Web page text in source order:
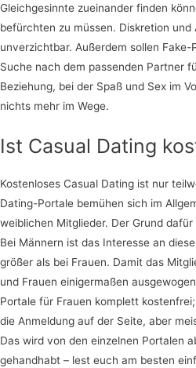
Gleichgesinnte zueinander finden
befürchten zu müssen. Diskretion
unverzichtbar. Außerdem sollen
Suche nach dem passenden Partner
Beziehung, bei der Spaß und Sex im
nichts mehr im Wege.
Ist Casual Dating
Kostenloses Casual Dating ist nur
Dating-Portale bemühen sich im
weiblichen Mitglieder. Der Grund
Bei Männern ist das Interesse an
größer als bei Frauen. Damit das
und Frauen einigermaßen
Portale für Frauen komplett
die Anmeldung auf der Seite, aber
Das wird von den einzelnen Portalen
gehandhabt – lest euch am besten